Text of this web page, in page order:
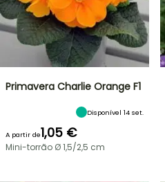
Primavera Charlie Orange F1
Disponível 14 set.
A partir de1,05 €
Mini-torrão Ø 1,5/2,5 cm